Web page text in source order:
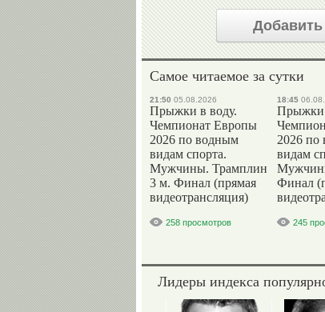
Самое читаемое за сутки
21:50 05.08.2026
Прыжки в воду.
Чемпионат Европы
2026 по водным
видам спорта.
Мужчины. Трамплин
3 м. Финал (прямая
видеотрансляция)
258 просмотров
18:45
Прыжки
2026 по
видам
Финал
245
Лидеры индекса